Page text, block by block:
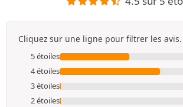
Cliquez sur une ligne pour filtrer les avis.
5 étoiles
4 étoiles
3 étoiles
2 étoiles